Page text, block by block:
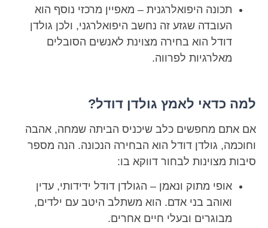
תכונה היפואלרגנית – מאפיין מרכזי נוסף הוא
העובדה שגזע זה נחשב היפואלרגני, ולכן גולדן
דודל הוא בחירה מצוינת לאנשים הסובלים
מאלרגיות לפרווה.
למה כדאי לאמץ גולדן דודל?
אם אתם מחפשים כלב שיכניס הביתה שמחה, אהבה
וחוכמה, גולדן דודל הוא הבחירה הנכונה. הנה מספר
סיבות מצוינות לבחור דווקא בו:
אופי מתוק ונאמן – הגולדן דודל ידידותי, עדין
ואוהב בני אדם. הוא משתלב היטב עם ילדים,
מבוגרים ובעלי חיים אחרים.